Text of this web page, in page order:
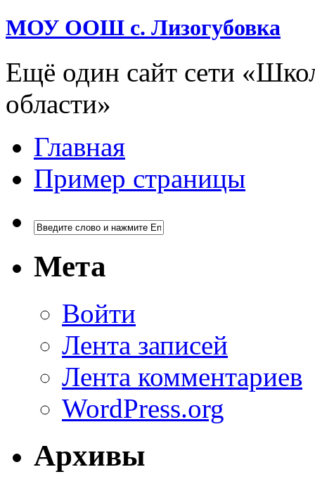
МОУ ООШ с. Лизогубовка
Ещё один сайт сети
области»
Главная
Пример страницы
Мета
Войти
Лента записей
Лента комментариев
WordPress.org
Архивы